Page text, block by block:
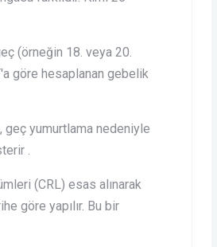
(örneğin 18. veya 20.
göre hesaplanan gebelik
geç yumurtlama nedeniyle
.
(CRL) esas alınarak
göre yapılır. Bu bir